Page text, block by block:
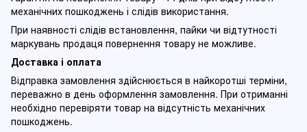
механічних пошкоджень і слідів використання.
При наявності слідів встановлення, пайки чи відтутності
маркувань продаця повернення товару не можливе.
Доставка і оплата
Відправка замовлення здійснюється в найкоротші терміни,
переважно в день оформлення замовлення. При отриманні
необхідно перевіряти товар на відсутність механічних
пошкоджень.